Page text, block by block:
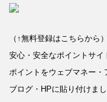
（↑無料登録はこちらから）
安心・安全なポイントサイ
ポイントをウェブマネー・
ブログ・HPに貼り付けま